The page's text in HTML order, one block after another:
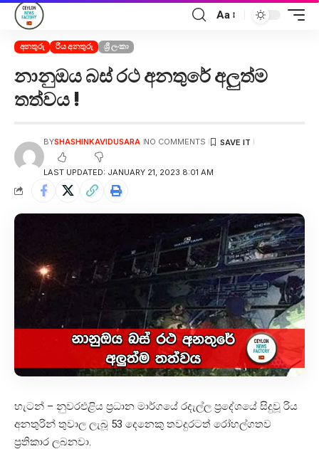
Aa
අනතුරු රිය අනතුරු ශ්‍රී ලංකා
නානුඔය බස් රථ අනතුරේ අලුත්ම
තත්වය !
LAST UPDATED: JANUARY 21, 2023 8:01 AM
BYSHASHINKAVIDUSARA NO COMMENTS
හැටන් – නුවරඑළිය ප්‍රධාන මාර්ගයේ රදැල්ල ප්‍රදේශයේ සිදුවූ රිය
අනතුරින් තුවාල ලැබූ 53 දෙනෙකු තවදුරටත් රෝහල්ගතව
ප්‍රතිකාර ලබනවා.